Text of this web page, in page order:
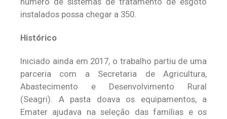
instalados possa chegar a 350.
Histórico
Iniciado ainda em 2017, o trabalho partiu de uma
parceria com a Secretaria de Agricultura,
Abastecimento e Desenvolvimento Rural
(Seagri). A pasta doava os equipamentos, a
Emater ajudava na seleção das famílias e os